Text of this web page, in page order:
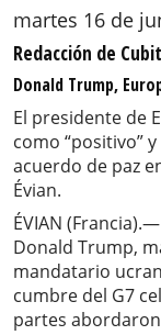
martes 16 de
Redacción de
Donald Trump,
El presidente de
como “positivo”
acuerdo de paz
Évian.
ÉVIAN
Donald Trump,
mandatario
cumbre del G7
partes